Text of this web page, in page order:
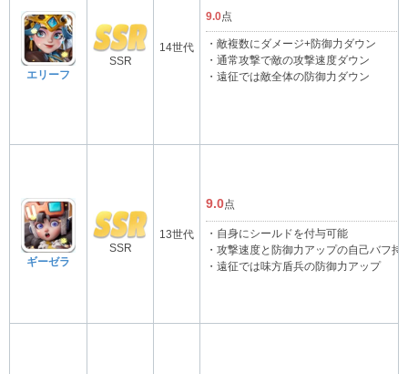
エリーフ
SSR
14世代
9.0点
・敵複数にダメージ+防御力ダウン
・通常攻撃で敵の攻撃速度ダウン
・遠征では敵全体の防御力ダウン
ギーゼラ
SSR
13世代
9.0点
・自身にシールドを付与可能
・攻撃速度と防御力アップの自己バフ持
・遠征では味方盾兵の防御力アップ